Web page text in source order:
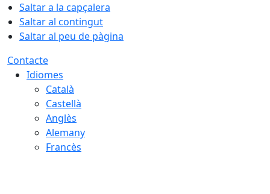
Saltar a la capçalera
Saltar al contingut
Saltar al peu de pàgina
Contacte
Idiomes
Català
Castellà
Anglès
Alemany
Francès